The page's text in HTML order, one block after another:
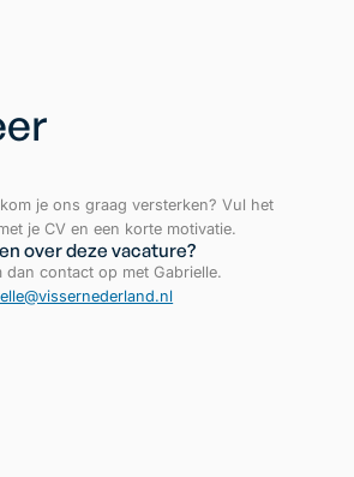
je ons graag versterken? Vul het
je CV en een korte motivatie.
over deze vacature?
dan contact op met Gabrielle.